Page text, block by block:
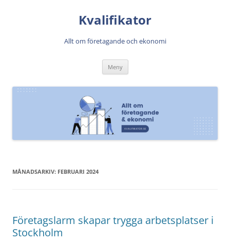
Kvalifikator
Allt om företagande och ekonomi
Meny Hoppa
innehåll
MÅNADSARKIV: FEBRUARI 2024
Företagslarm skapar trygga arbetsplatser i
Stockholm